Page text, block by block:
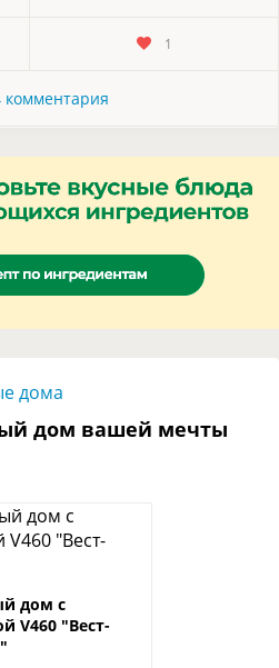
1
комментария
дом вашей мечты
дом с
V460 "Вест-